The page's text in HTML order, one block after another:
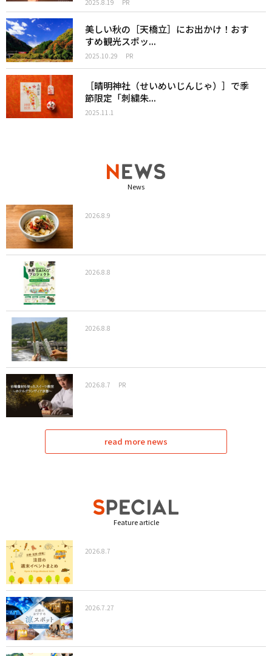
2025.8.19 PR
美しい秋の［天橋立］にお出かけ！おす
すめ観光スポッ...
2025.10.29 PR
［晴明神社（せいめいじんじゃ）］で季
節限定「刺繍朱...
2025.11.1
News
2026.8.9
2026.8.8
2026.8.8
2026.8.7 PR
read more news
Feature article
2026.8.7
2026.7.27